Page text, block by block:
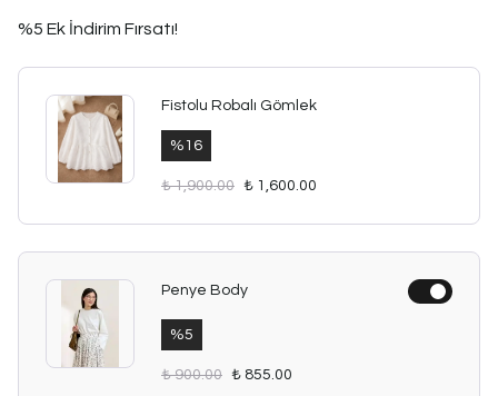
%5 Ek İndirim Fırsatı!
Fistolu Robalı Gömlek
% 16
₺ 1,900.00 ₺ 1,600.00
Penye Body
%5
₺ 900.00 ₺ 855.00